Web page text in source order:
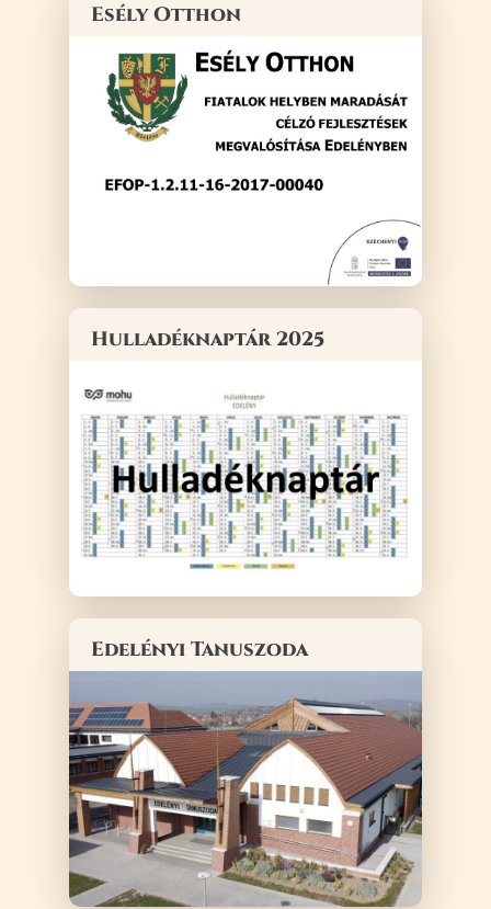
Esély Otthon
Hulladéknaptár 2025
Edelényi Tanuszoda